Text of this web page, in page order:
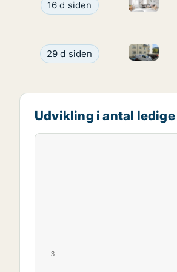
Ca. 110 m2 andelsbolig til
16 d siden
Ca. 85 m2 andelsbolig til
29 d siden Ca. 85
Udvikling i antal
3